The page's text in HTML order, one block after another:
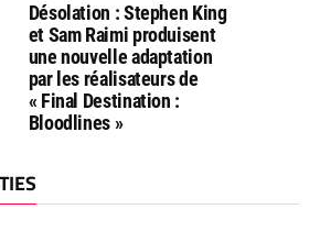
Désolation : Stephen King
et Sam Raimi produisent
une nouvelle adaptation
par les réalisateurs de
« Final Destination :
Bloodlines »